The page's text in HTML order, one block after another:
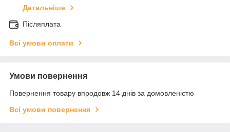
Детальніше
Післяплата
Всі умови оплати
Умови повернення
Повернення товару впродовж 14 днів за домовленістю
Всі умови повернення